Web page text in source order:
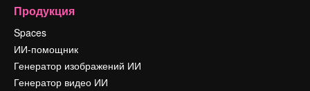
Продукция
Spaces
ИИ-помощник
Генератор изображений ИИ
Генератор видео ИИ